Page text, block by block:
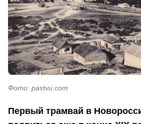
Фото: pastvu.com
Первый трамвай в